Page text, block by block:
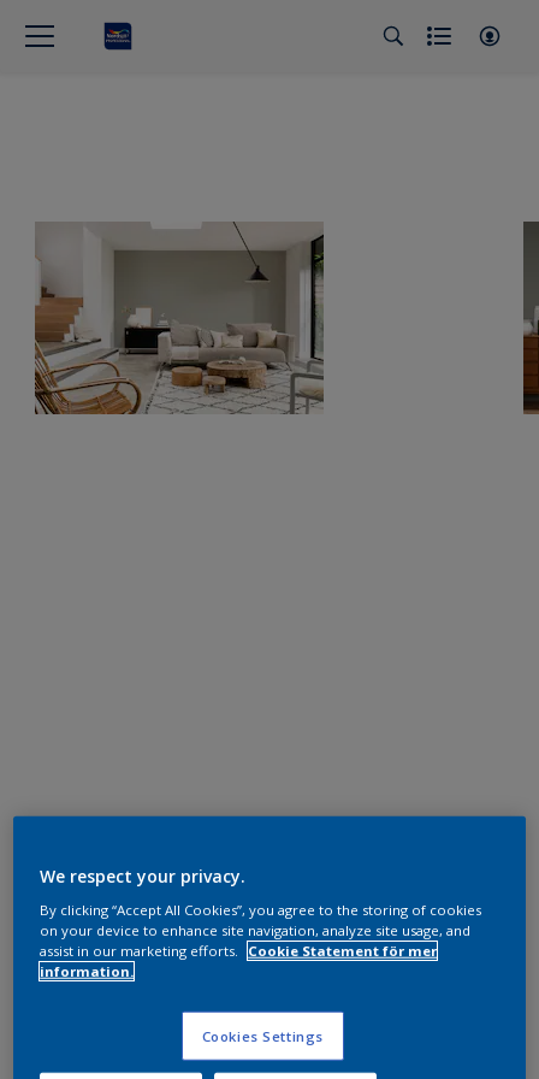
We respect your privacy.
By clicking “Accept All Cookies”, you agree to the storing of cookies
on your device to enhance site navigation, analyze site usage, and
assist in our marketing efforts.
Cookie Statement för mer
information.
Cookies Settings